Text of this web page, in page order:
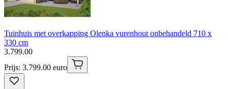
Tuinhuis met overkapping Olenka vurenhout onbehandeld 710 x
330 cm
3.799.00
Prijs: 3.799.00 euro